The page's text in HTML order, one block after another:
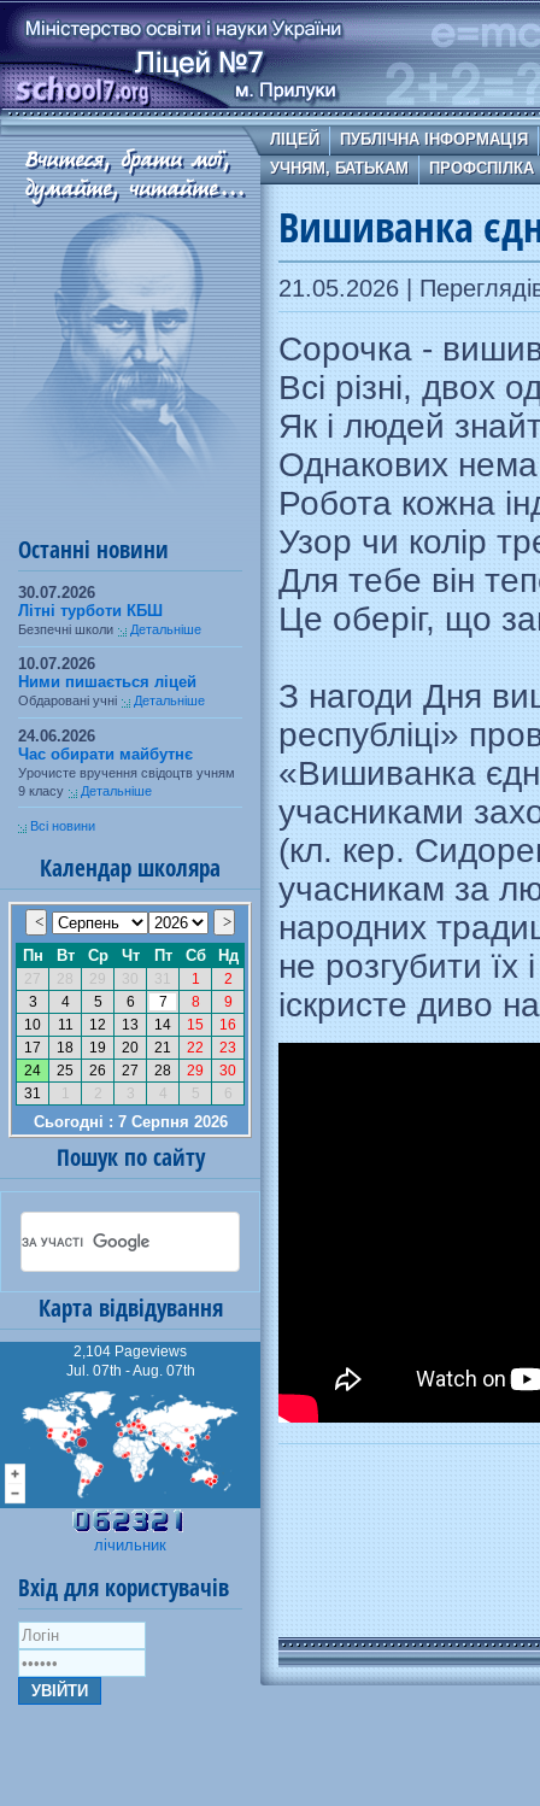
Останні новини
30.07.2026
Літні турботи КБШ
Безпечні школи Детальніше
10.07.2026
Ними пишається ліцей
Обдаровані учні Детальніше
24.06.2026
Час обирати майбутнє
Урочисте вручення свідоцтв учням
9 класу
Детальніше
Всі новини
Календар школяра
Пошук по сайту
Карта відвідування
2,104 Pageviews
Jul. 07th - Aug. 07th
лічильник
Вхід для користувачів
ЛІЦЕЙ
ПУБЛІЧНА ІНФОРМАЦІЯ
УЧНЯМ, БАТЬКАМ
ПРОФСПІЛКА
Вишиванка
21.05.2026 |
Сорочка -
Всі різні, двох
Як і людей
Однакових
Робота кожна
Узор чи колір
Для тебе він
Це оберіг, що
З нагоди Дня
республіці»
«Вишиванка
учасниками
(кл. кер.
учасникам за
народних
не розгубити
іскристе диво